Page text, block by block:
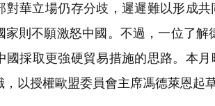
對華立場仍存分歧，遲遲難以形成
則不願激怒中國。不過，一位了解
國採取更強硬貿易措施的思路。本
以授權歐盟委員會主席馮德萊恩起